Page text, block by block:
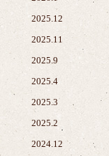
2025.12
2025.11
2025.9
2025.4
2025.3
2025.2
2024.12